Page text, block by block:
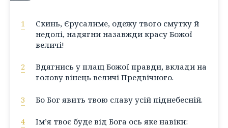
1
Скинь, Єрусалиме, одежу твого смутку й
недолі, надягни назавжди красу Божої
величі!
2
Вдягнись у плащ Божої правди, вклади на
голову вінець величі Предвічного.
3 Бо Бог явить твою славу усій піднебесній.
4
Ім’я твоє буде від Бога ось яке навіки: